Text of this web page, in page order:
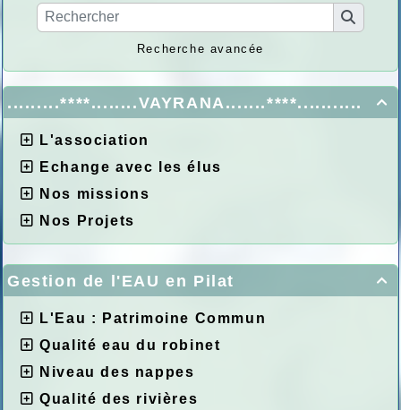
Recherche avancée

.........****........VAYRANA.......****...........
L'association
Echange avec les élus
Nos missions
Nos Projets

Gestion de l'EAU en Pilat
L'Eau : Patrimoine Commun
Qualité eau du robinet
Niveau des nappes
Qualité des rivières